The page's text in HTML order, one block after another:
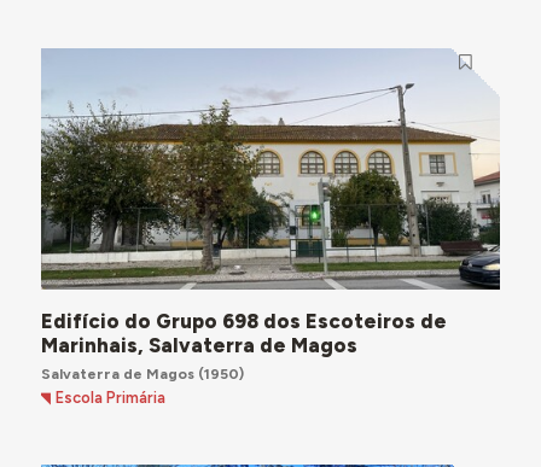
Edifício do Grupo 698 dos Escoteiros de
Marinhais, Salvaterra de Magos
Salvaterra de Magos(1950)
Escola Primária